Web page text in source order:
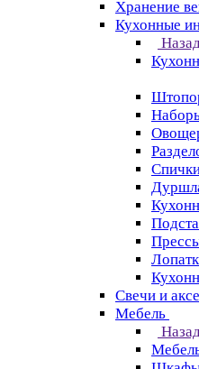
Хранение
Кухонные
Свечи и
Мебель